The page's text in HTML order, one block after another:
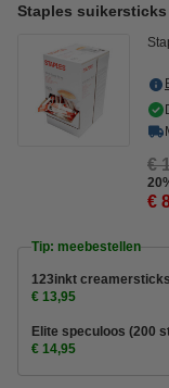
Staples
€
€
Tip: meebestellen
123inkt
€ 13,95
Elite speculoos (200
€ 14,95